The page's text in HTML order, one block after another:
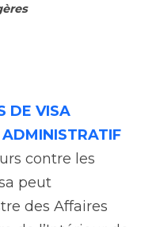
DE VISA
contre les
peut
des Affaires